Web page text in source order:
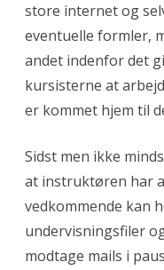
store internet og
eventuelle formler,
andet indenfor det
kursisterne at
er kommet hjem til
Sidst men ikke
at instruktøren har
vedkommende kan
undervisningsfiler
modtage mails i